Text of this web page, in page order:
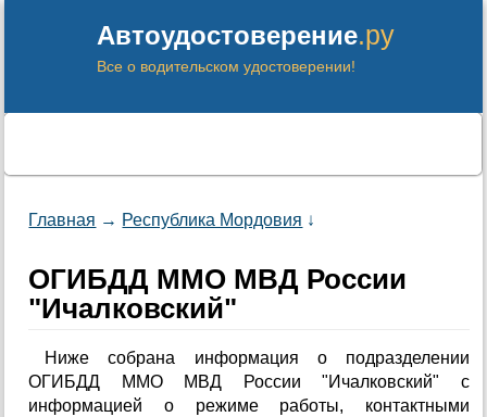
Автоудостоверение.ру
Все о водительском удостоверении!
Главная → Республика Мордовия ↓
ОГИБДД ММО МВД России
"Ичалковский"
Ниже собрана информация о подразделении
ОГИБДД ММО МВД России "Ичалковский" с
информацией о режиме работы, контактными